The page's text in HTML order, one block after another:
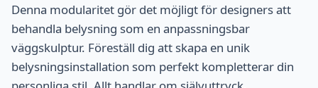
Denna modularitet gör det möjligt för designers att
behandla belysning som en anpassningsbar
väggskulptur. Föreställ dig att skapa en unik
belysningsinstallation som perfekt kompletterar din